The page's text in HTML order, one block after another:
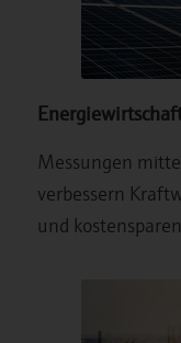
Messungen
verbessern
und